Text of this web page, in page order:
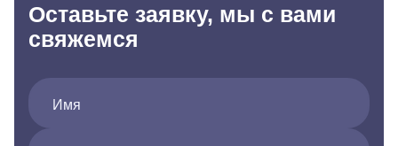
Оставьте заявку, мы с вами
свяжемся
Имя